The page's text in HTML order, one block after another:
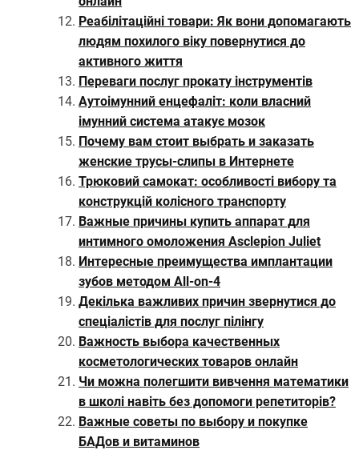
Реабілітаційні товари: Як вони допомагають
людям похилого віку повернутися до
активного життя
Переваги послуг прокату інструментів
Аутоімунний енцефаліт: коли власний
імунний система атакує мозок
Почему вам стоит выбрать и заказать
женские трусы-слипы в Интернете
Трюковий самокат: особливості вибору та
конструкцій колісного транспорту
Важные причины купить аппарат для
интимного омоложения Asclepion Juliet
Интересные преимущества имплантации
зубов методом All-on-4
Декілька важливих причин звернутися до
спеціалістів для послуг пілінгу
Важность выбора качественных
косметологических товаров онлайн
Чи можна полегшити вивчення математики
в школі навіть без допомоги репетиторів?
Важные советы по выбору и покупке
БАДов и витаминов